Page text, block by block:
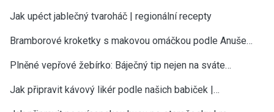
Jak upéct jablečný tvaroháč | regionální recepty
Bramborové kroketky s makovou omáčkou podle Anuše…
Plněné vepřové žebírko: Báječný tip nejen na sváte…
Jak připravit kávový likér podle našich babiček |…